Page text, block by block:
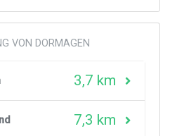
VON DORMAGEN
3,7 km
7,3 km